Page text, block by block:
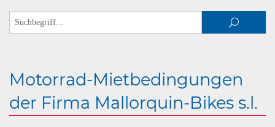
Motorrad-Mietbedingungen
der Firma Mallorquin-Bikes s.l.